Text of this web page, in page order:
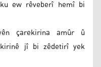
ew rêveberî hemî bi
çarekirina amûr û
jî bi zêdetirî yek